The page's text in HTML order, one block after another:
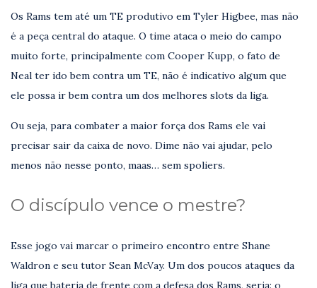
Os Rams tem até um TE produtivo em Tyler Higbee, mas não
é a peça central do ataque. O time ataca o meio do campo
muito forte, principalmente com Cooper Kupp, o fato de
Neal ter ido bem contra um TE, não é indicativo algum que
ele possa ir bem contra um dos melhores slots da liga.
Ou seja, para combater a maior força dos Rams ele vai
precisar sair da caixa de novo. Dime não vai ajudar, pelo
menos não nesse ponto, maas… sem spoliers.
O discípulo vence o mestre?
Esse jogo vai marcar o primeiro encontro entre Shane
Waldron e seu tutor Sean McVay. Um dos poucos ataques da
liga que bateria de frente com a defesa dos Rams, seria: o